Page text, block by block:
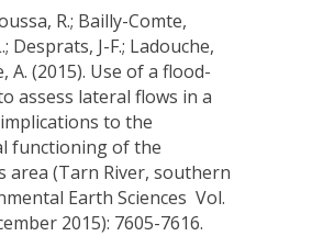
R.; Bailly-Comte,
Desprats, J-F.; Ladouche,
, A. (2015). Use of a flood-
assess lateral flows in a
to the
functioning of the
area (Tarn River, southern
Earth Sciences Vol.
2015): 7605-7616.